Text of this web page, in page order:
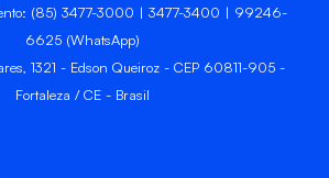
(85) 3477-3000 | 3477-3400 | 99246-
6625 (WhatsApp)
1321 - Edson Queiroz - CEP 60811-905 -
Fortaleza / CE - Brasil